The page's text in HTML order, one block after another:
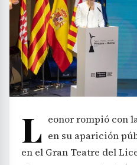
L eonor rompió con
en su aparición
en el Gran Teatre del